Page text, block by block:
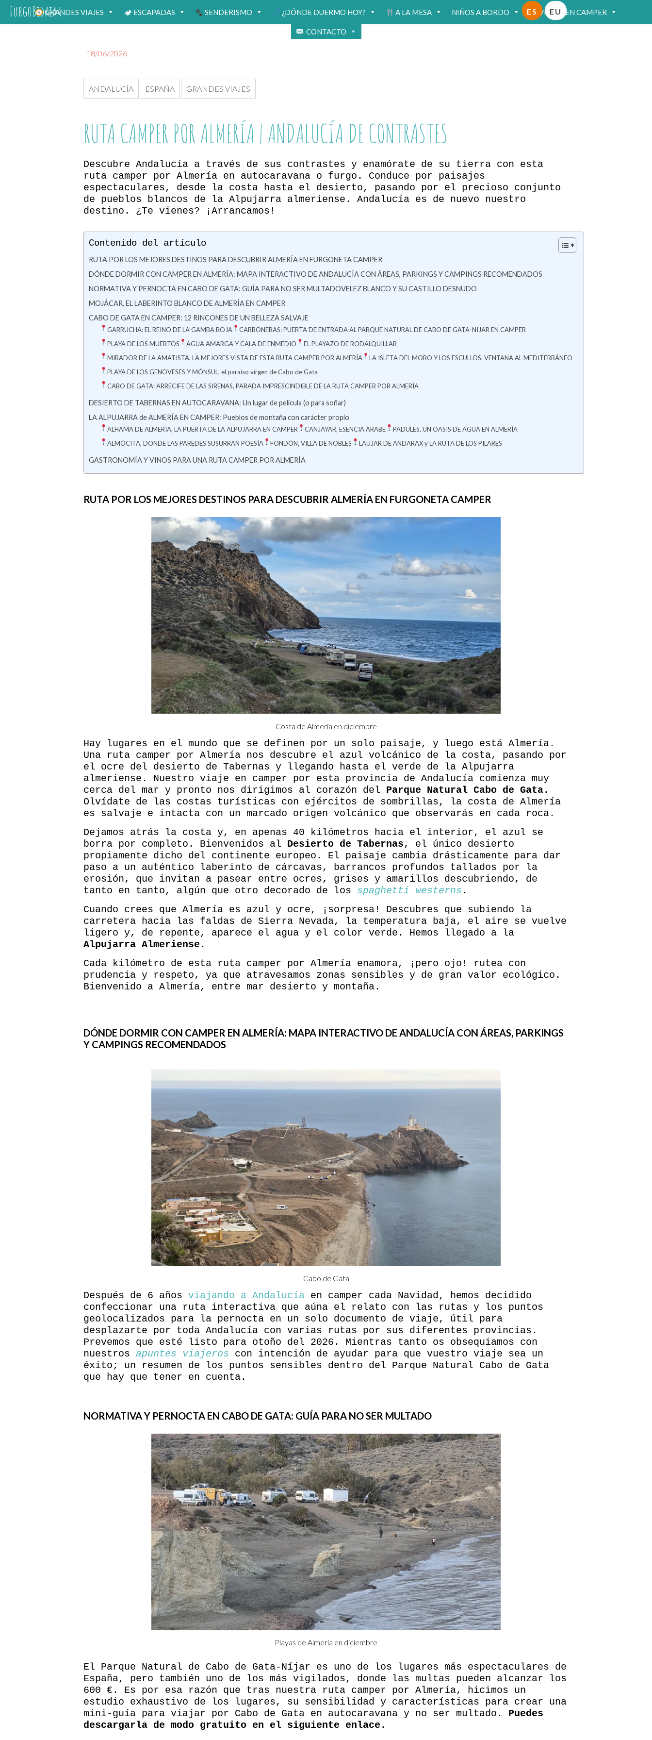
FurgoBidaiakGRANDES VIAJES 🏕 ESCAPADAS SENDERISMO ¿DÓNDE DUERMO HOY? A LA MESA NIÑOS A BORDO VIAJAR EN CAMPER
CONTACTO
ES EU
18/06/2026
ANDALUCÍA ESPAÑA GRANDES VIAJES
RUTA CAMPER POR ALMERÍA | ANDALUCÍA DE CONTRASTES
Descubre Andalucía a través de sus contrastes y enamórate de su tierra con esta
ruta camper por Almería en autocaravana o furgo. Conduce por paisajes
espectaculares, desde la costa hasta el desierto, pasando por el precioso conjunto
de pueblos blancos de la Alpujarra almeriense. Andalucía es de nuevo nuestro
destino. ¿Te vienes? ¡Arrancamos!
Contenido del artículo
RUTA POR LOS MEJORES DESTINOS PARA DESCUBRIR ALMERÍA EN FURGONETA CAMPER
DÓNDE DORMIR CON CAMPER EN ALMERÍA: MAPA INTERACTIVO DE ANDALUCÍA CON ÁREAS, PARKINGS Y CAMPINGS RECOMENDADOS
NORMATIVA Y PERNOCTA EN CABO DE GATA: GUÍA PARA NO SER MULTADOVELEZ BLANCO Y SU CASTILLO DESNUDO
MOJÁCAR, EL LABERINTO BLANCO DE ALMERÍA EN CAMPER
CABO DE GATA EN CAMPER: 12 RINCONES DE UN BELLEZA SALVAJE
GARRUCHA: EL REINO DE LA GAMBA ROJA
CARBONERAS: PUERTA DE ENTRADA AL PARQUE NATURAL DE CABO DE GATA-NIJAR EN CAMPER
PLAYA DE LOS MUERTOS
AGUA AMARGA Y CALA DE ENMEDIO
EL PLAYAZO DE RODALQUILLAR
MIRADOR DE LA AMATISTA, LA MEJORES VISTA DE ESTA RUTA CAMPER POR ALMERÍA
LA ISLETA DEL MORO Y LOS ESCULLOS, VENTANA AL MEDITERRÁNEO
PLAYA DE LOS GENOVESES Y MÓNSUL, el paraíso vírgen de Cabo de Gata
CABO DE GATA: ARRECIFE DE LAS SIRENAS, PARADA IMPRESCINDIBLE DE LA RUTA CAMPER POR ALMERÍA
DESIERTO DE TABERNAS EN AUTOCARAVANA: Un lugar de película (o para soñar)
LA ALPUJARRA de ALMERÍA EN CAMPER: Pueblos de montaña con carácter propio
ALHAMA DE ALMERÍA, LA PUERTA DE LA ALPUJARRA EN CAMPER CANJAYAR, ESENCIA ÁRABE
PADULES, UN OASIS DE AGUA EN ALMERÍA
ALMÓCITA, DONDE LAS PAREDES SUSURRAN POESÍA
FONDÓN, VILLA DE NOBLES LAUJAR DE ANDARAX y LA RUTA DE LOS PILARES
GASTRONOMÍA Y VINOS PARA UNA RUTA CAMPER POR ALMERÍA
RUTA POR LOS MEJORES DESTINOS PARA DESCUBRIR ALMERÍA EN FURGONETA CAMPER
Costa de Almería en diciembre
Hay lugares en el mundo que se definen por un solo paisaje, y luego está Almería.
Una ruta camper por Almería nos descubre el azul volcánico de la costa, pasando por
el ocre del desierto de Tabernas y llegando hasta el verde de la Alpujarra
almeriense. Nuestro viaje en camper por esta provincia de Andalucía comienza muy
cerca del mar y pronto nos dirigimos al corazón del Parque Natural Cabo de Gata.
Olvídate de las costas turísticas con ejércitos de sombrillas, la costa de Almería
es salvaje e intacta con un marcado origen volcánico que observarás en cada roca.
Dejamos atrás la costa y, en apenas 40 kilómetros hacia el interior, el azul se
borra por completo. Bienvenidos al Desierto de Tabernas, el único desierto
propiamente dicho del continente europeo. El paisaje cambia drásticamente para dar
paso a un auténtico laberinto de cárcavas, barrancos profundos tallados por la
erosión, que invitan a pasear entre ocres, grises y amarillos descubriendo, de
tanto en tanto, algún que otro decorado de los spaghetti westerns .
Cuando crees que Almería es azul y ocre, ¡sorpresa! Descubres que subiendo la
carretera hacia las faldas de Sierra Nevada, la temperatura baja, el aire se vuelve
ligero y, de repente, aparece el agua y el color verde. Hemos llegado a la
Alpujarra Almeriense .
Cada kilómetro de esta ruta camper por Almería enamora, ¡pero ojo! rutea con
prudencia y respeto, ya que atravesamos zonas sensibles y de gran valor ecológico.
Bienvenido a Almería, entre mar desierto y montaña.
DÓNDE DORMIR CON CAMPER EN ALMERÍA: MAPA INTERACTIVO DE ANDALUCÍA CON ÁREAS, PARKINGS
Y CAMPINGS RECOMENDADOS
Cabo de Gata
Después de 6 años viajando a Andalucía en camper cada Navidad, hemos decidido
confeccionar una ruta interactiva que aúna el relato con las rutas y los puntos
geolocalizados para la pernocta en un solo documento de viaje, útil para
desplazarte por toda Andalucía con varias rutas por sus diferentes provincias.
Prevemos que esté listo para otoño del 2026. Mientras tanto os obsequiamos con
nuestros apuntes viajeros con intención de ayudar para que vuestro viaje sea un
éxito; un resumen de los puntos sensibles dentro del Parque Natural Cabo de Gata
que hay que tener en cuenta.
NORMATIVA Y PERNOCTA EN CABO DE GATA: GUÍA PARA NO SER MULTADO
Playas de Almería en diciembre
El Parque Natural de Cabo de Gata-Níjar es uno de los lugares más espectaculares de
España, pero también uno de los más vigilados, donde las multas pueden alcanzar los
600 €. Es por esa razón que tras nuestra ruta camper por Almería, hicimos un
estudio exhaustivo de los lugares, su sensibilidad y características para crear una
mini-guía para viajar por Cabo de Gata en autocaravana y no ser multado. Puedes
descargarla de modo gratuito en el siguiente enlace.